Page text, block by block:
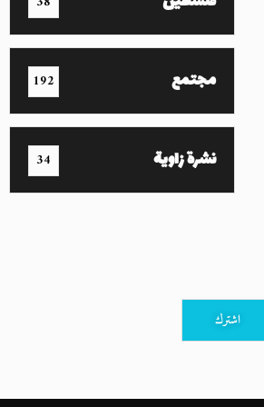
مجتمع 192
نشرة زاوية 34
اشترك